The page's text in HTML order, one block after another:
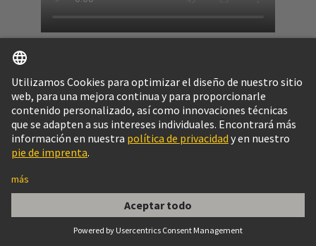
Wipro PARI
Wipro PARI
se fundó en 1990 y es una fusión de
Precision Automation & Robotics India Private
Limited y Wipro Enterprises. Es la primera empresa
soluciones de automatización industrial a nivel
mundial, principalmente a la industria del automóvil.
Obtenga más información